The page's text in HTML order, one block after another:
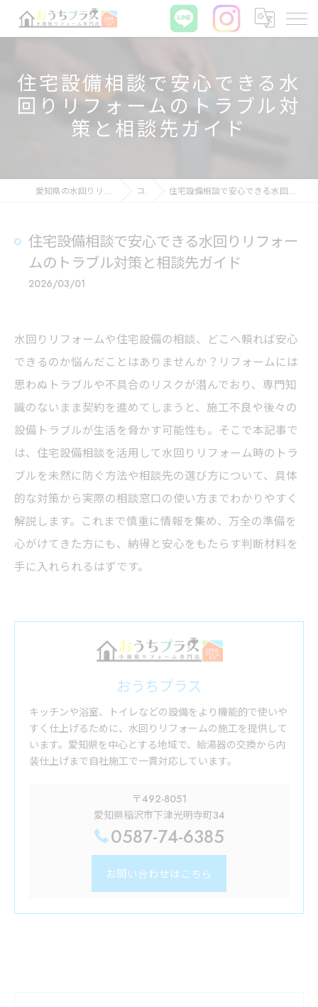
住宅設備相談で安心できる水
回りリフォームのトラブル対
策と相談先ガイド
愛知県の水回りリフォームならおうちプラス コラム 住宅設備相談で安心できる水回りリフォームのトラブル対策と相談先ガイド
住宅設備相談で安心できる水回りリフォー
ムのトラブル対策と相談先ガイド
2026/03/01
水回りリフォームや住宅設備の相談、どこへ頼れば安心
できるのか悩んだことはありませんか？リフォームには
思わぬトラブルや不具合のリスクが潜んでおり、専門知
識のないまま契約を進めてしまうと、施工不良や後々の
設備トラブルが生活を脅かす可能性も。そこで本記事で
は、住宅設備相談を活用して水回りリフォーム時のトラ
ブルを未然に防ぐ方法や相談先の選び方について、具体
的な対策から実際の相談窓口の使い方までわかりやすく
解説します。これまで慎重に情報を集め、万全の準備を
心がけてきた方にも、納得と安心をもたらす判断材料を
手に入れられるはずです。
おうちプラス
キッチンや浴室、トイレなどの設備をより機能的で使いや
すく仕上げるために、水回りリフォームの施工を提供して
います。愛知県を中心とする地域で、給湯器の交換から内
装仕上げまで自社施工で一貫対応しています。
〒492-8051
愛知県稲沢市下津光明寺町34
0587-74-6385
お問い合わせはこちら